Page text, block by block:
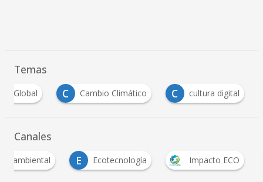
Temas
Global C Cambio Climático C cultura digital
Canales
ambiental E Ecotecnología Impacto ECO